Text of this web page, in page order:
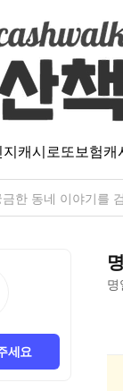
캐시로또보험캐
세요
명
동